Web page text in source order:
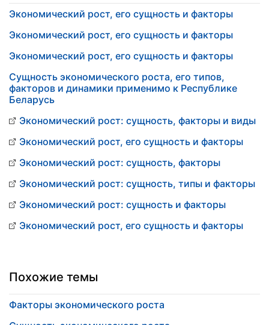
Экономический рост, его сущность и факторы
Экономический рост, его сущность и факторы
Экономический рост, его сущность и факторы
Сущность экономического роста, его типов,
факторов и динамики применимо к Республике
Беларусь
Экономический рост: сущность, факторы и виды
Экономический рост, его сущность и факторы
Экономический рост: сущность, факторы
Экономический рост: сущность, типы и факторы
Экономический рост: сущность и факторы
Экономический рост, его сущность и факторы
Похожие темы
Факторы экономического роста